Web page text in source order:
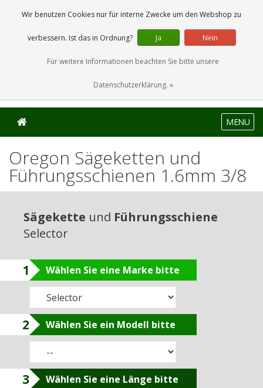
0 Artikel
MENU
Oregon Sägeketten und
Führungsschienen 1.6mm 3/8
Sägekette und Führungsschiene
Selector
1 Wählen Sie eine Marke bitte
2 Wählen Sie ein Modell bitte
3 Wählen Sie eine Länge bitte
Wir benutzen Cookies nur für interne Zwecke um den Webshop zu
verbessern. Ist das in Ordnung? Ja Nein
Für weitere Informationen beachten Sie bitte unsere
Datenschutzerklärung. »